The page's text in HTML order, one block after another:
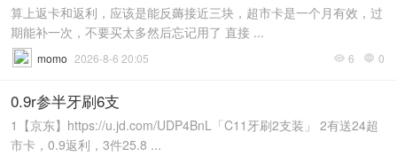
算上返卡和返利，应该是能反薅接近三块，超市卡是一个月有效，过
期能补一次，不要买太多然后忘记用了 直接 ...
 6  0
momo 2026-8-6 20:05
0.9r参半牙刷6支
1【京东】https://u.jd.com/UDP4BnL「C11牙刷2支装」 2有送24超
市卡，0.9返利，3件25.8 ...